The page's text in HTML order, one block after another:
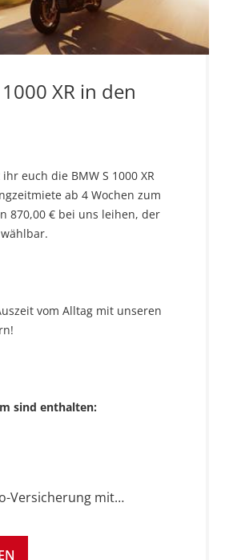
XR in den
euch die BMW S 1000 XR
ab 4 Wochen zum
870,00 € bei uns leihen, der
vom Alltag mit unseren
sind enthalten:
Versicherung mit…